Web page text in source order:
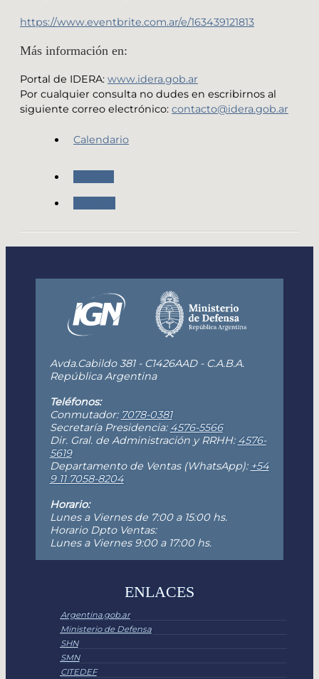
https://www.eventbrite.com.ar/e/163439121813
Más información en:
Portal de IDERA: www.idera.gob.ar
Por cualquier consulta no dudes en escribirnos al
siguiente correo electrónico: contacto@idera.gob.ar
Calendario
Avda.Cabildo 381 - C1426AAD - C.A.B.A.
República Argentina
Teléfonos:
Conmutador: 7078-0381
Secretaría Presidencia: 4576-5566
Dir. Gral. de Administración y RRHH: 4576-
5619
Departamento de Ventas (WhatsApp): +54
9 11 7058-8204
Horario:
Lunes a Viernes de 7:00 a 15:00 hs.
Horario Dpto Ventas:
Lunes a Viernes 9:00 a 17:00 hs.
ENLACES
Argentina.gob.ar
Ministerio de Defensa
SHN
SMN
CITEDEF